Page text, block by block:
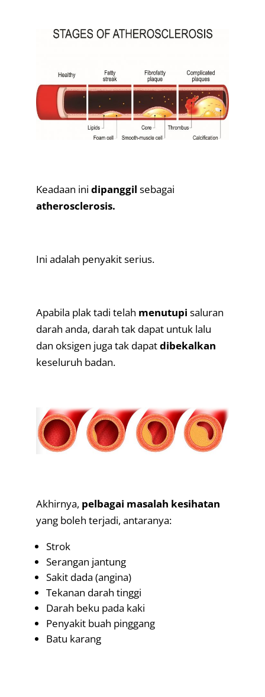
Keadaan ini dipanggil sebagai
atherosclerosis.
Ini adalah penyakit serius.
Apabila plak tadi telah menutupi saluran
darah anda, darah tak dapat untuk lalu
dan oksigen juga tak dapatdibekalkan
keseluruh badan.
Akhirnya, pelbagai masalah kesihatan
yang boleh terjadi, antaranya:
Strok
Serangan jantung
Sakit dada (angina)
Tekanan darah tinggi
Darah beku pada kaki
Penyakit buah pinggang
Batu karang